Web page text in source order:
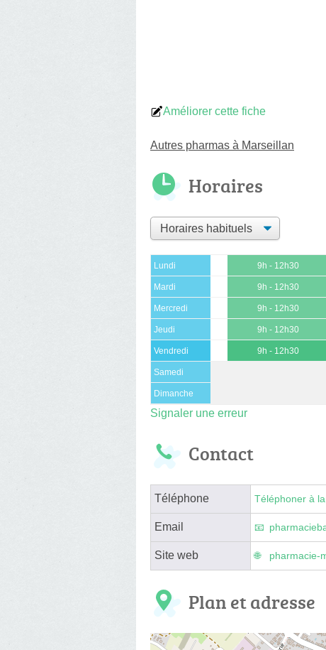
Améliorer cette fiche
Autres pharmas à Marseillan
Horaires
Lundi 9h - 12h30
Mardi 9h - 12h30
Mercredi 9h - 12h30
Jeudi 9h - 12h30
Vendredi 9h - 12h30
Samedi
Dimanche
Signaler une erreur
Contact
Téléphone Téléphoner à
Email
Site web pharmacie-
Plan et adresse